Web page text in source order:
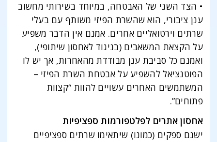
• הצד השני של האבטחה, במיוחד בשירותי מחשוב
ענן ציבורי, הוא שהשרת הפיזי משותף עם בעלי
שרתים וירטואליים אחרים. אמנם אין הדבר משפיע
על הקצאת המשאבים (בניגוד לאחסון שיתופי),
ואמנם כל סביבת ענן מבודדת מהאחרות, אך יש לו
הפוטנציאל להשפיע על אבטחת השרת הפיזי –
המשתמשים האחרים עשויים להוות “קצוות
פתוחים”.
אחסון אתרים לפלטפורמות ספציפיות
ישנם ספקים (כמונו) שיתאימו שרתים ספציפיים